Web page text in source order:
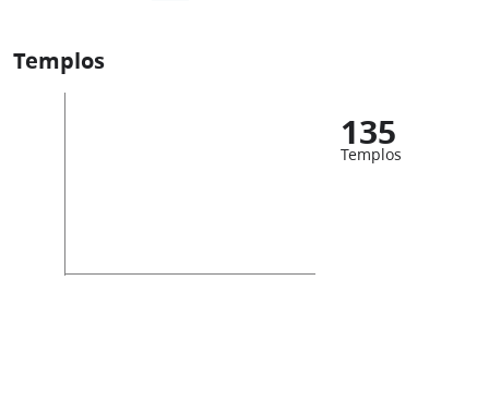
Templos
135
Templos